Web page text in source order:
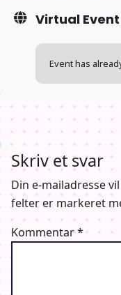
Virtual
Event has
Skriv et svar
Din e-mailadresse
felter er markeret
Kommentar*